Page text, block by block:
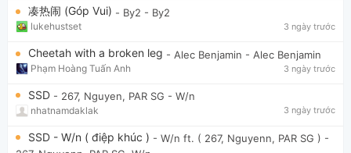
凑热闹 (Góp Vui) - By2 - By2
lukehustset 3 ngày trước
Cheetah with a broken leg - Alec Benjamin - Alec Benjamin
Phạm Hoàng Tuấn Anh 3 ngày trước
SSD - 267, Nguyen, PAR SG - W/n
nhatnamdaklak 3 ngày trước
SSD - W/n ( điệp khúc ) - W/n ft. ( 267, Nguyenn, PAR SG ) -